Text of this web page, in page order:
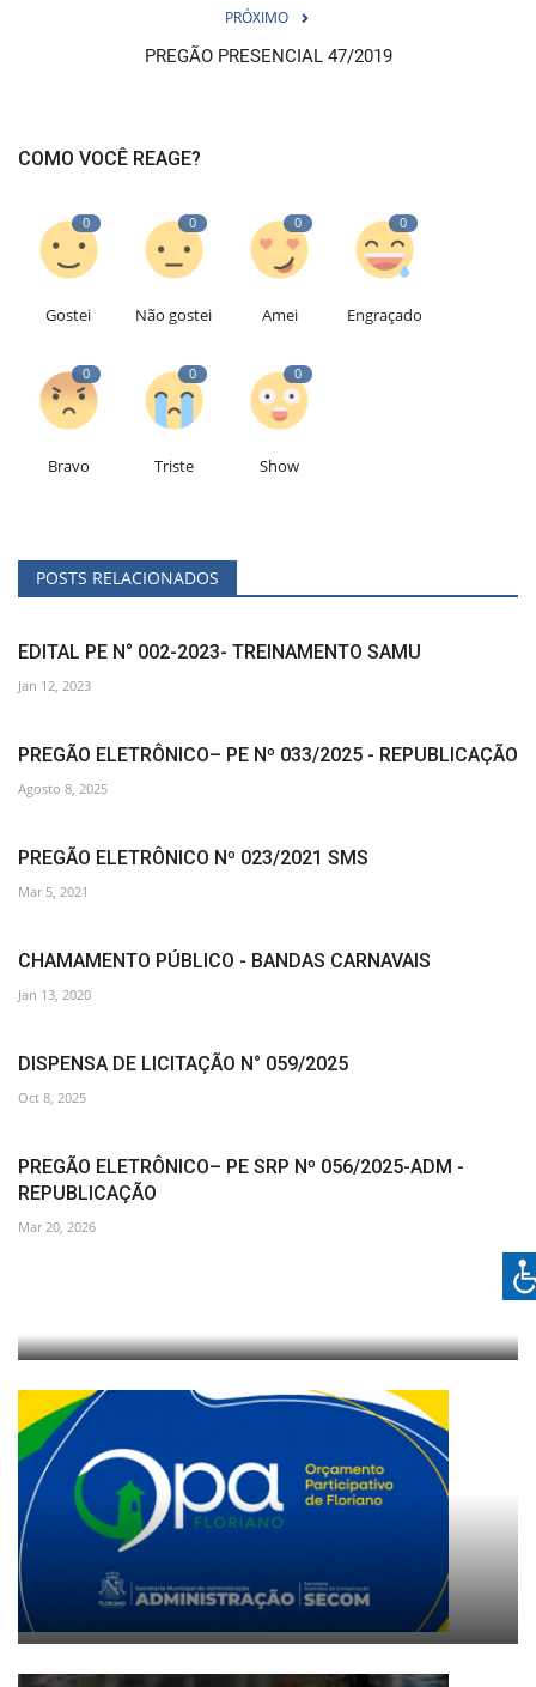
PRÓXIMO
PREGÃO PRESENCIAL 47/2019
COMO VOCÊ REAGE?
0
Gostei
0
Não gostei
0
Amei
0
Engraçado
0
Bravo
0
Triste
0
Show
POSTS RELACIONADOS
EDITAL PE N° 002-2023- TREINAMENTO SAMU
Jan 12, 2023
PREGÃO ELETRÔNICO– PE Nº 033/2025 - REPUBLICAÇÃO
Agosto 8, 2025
PREGÃO ELETRÔNICO Nº 023/2021 SMS
Mar 5, 2021
CHAMAMENTO PÚBLICO - BANDAS CARNAVAIS
Jan 13, 2020
DISPENSA DE LICITAÇÃO N° 059/2025
Oct 8, 2025
PREGÃO ELETRÔNICO– PE SRP Nº 056/2025-ADM -
REPUBLICAÇÃO
Mar 20, 2026